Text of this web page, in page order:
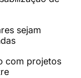
sejam
com projetos